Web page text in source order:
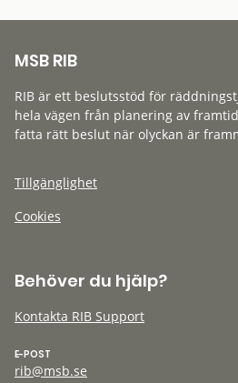
MSB RIB
RIB är ett beslutsstöd för
hela vägen från planering av
fatta rätt beslut när olyckan är
Tillgänglighet
Cookies
Behöver du hjälp?
Kontakta RIB Support
E-POST
rib@msb.se